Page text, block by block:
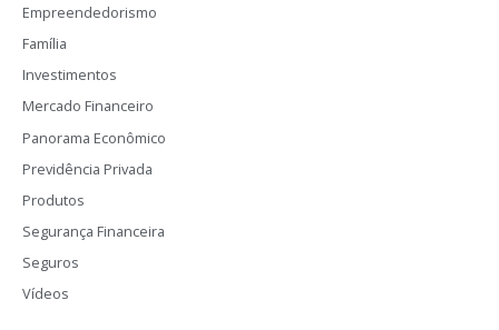
Empreendedorismo
Família
Investimentos
Mercado Financeiro
Panorama Econômico
Previdência Privada
Produtos
Segurança Financeira
Seguros
Vídeos